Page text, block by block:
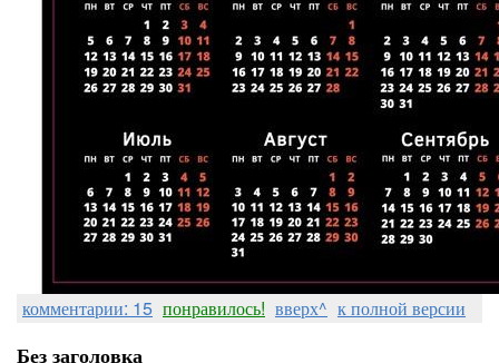
комментарии: 15 понравилось! вверх^ к полной версии
Без заголовка